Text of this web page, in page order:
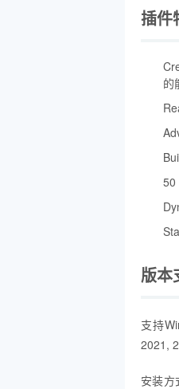
插件
的
版本
支持
2021,
安装方